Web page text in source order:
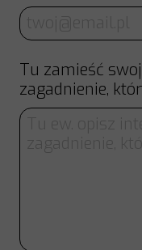
Tu zamieść
zagadnienie,